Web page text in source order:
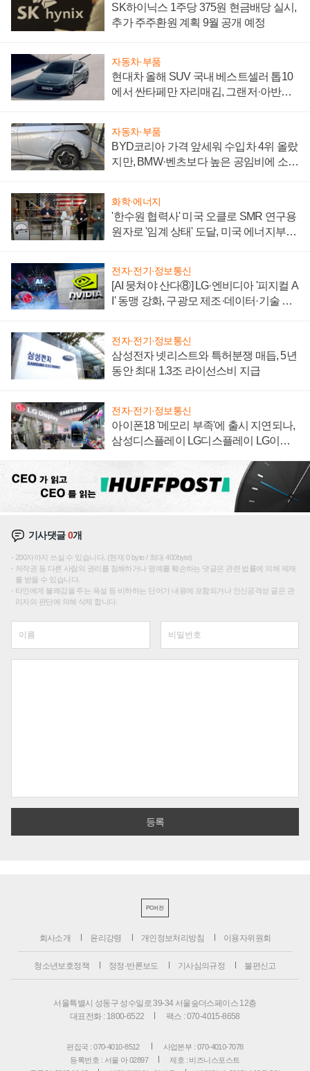
SK하이닉스 1주당 375원 현금배당 실시,
추가 주주환원 계획 9월 공개 예정
자동차·부품
현대차 올해 SUV 국내 베스트셀러 톱10
에서 싼타페만 자리매김, 그랜저·아반떼
자동차·부품
BYD코리아 가격 앞세워 수입차 4위 올랐
지만, BMW·벤츠보다 높은 공임비에 소비
화학·에너지
'한수원 협력사' 미국 오클로 SMR 연구용
원자로 '임계 상태' 도달, 미국 에너지부
전자·전기·정보통신
[AI 뭉쳐야 산다⑧] LG·엔비디아 '피지컬 A
I' 동맹 강화, 구광모 제조·데이터·기술 결
전자·전기·정보통신
삼성전자 넷리스트와 특허분쟁 매듭, 5년
동안 최대 1.3조 라이선스비 지급
전자·전기·정보통신
아이폰18 '메모리 부족'에 출시 지연되나,
삼성디스플레이 LG디스플레이 LG이노
기사댓글0개
200자까지 쓰실 수 있습니다. (현재 0 byte / 최대 400byte)
저작권 등 다른 사람의 권리를 침해하거나 명예를 훼손하는 댓글은 관련 법률에 의해 제재
를 받을 수 있습니다.
타인에게 불쾌감을 주는 욕설 등 비하하는 단어가 내용에 포함되거나 인신공격성 글은 관
리자의 판단에 의해 삭제 합니다.
PC버전
회사소개 윤리강령 개인정보처리방침 이용자위원회
청소년보호정책 정정·반론보도 기사심의규정 불편신고
서울특별시 성동구 성수일로 39-34 서울숲더스페이스 12층
대표전화 : 1800-6522
팩스 : 070-4015-8658
편집국 : 070-4010-8512
사업본부 : 070-4010-7078
등록번호 : 서울 아 02897
제호 : 비즈니스포스트